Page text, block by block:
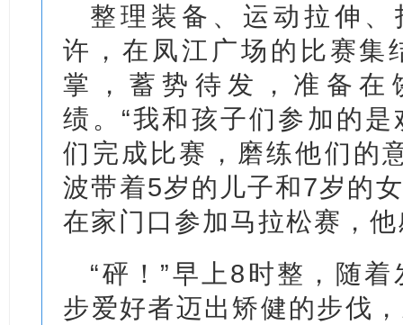
整理装备、运动拉伸
许，在凤江广场的比赛集
掌，蓄势待发，准备在
绩。“我和孩子们参加的
们完成比赛，磨练他们的
波带着5岁的儿子和7岁的
在家门口参加马拉松赛，
“砰！”早上8时整，随
步爱好者迈出矫健的步伐